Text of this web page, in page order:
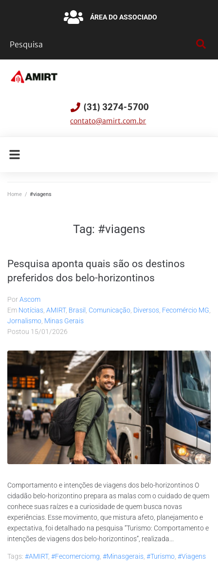
ÁREA DO ASSOCIADO
(31) 3274-5700
contato@amirt.com.br
Home / #viagens
Tag: #viagens
Pesquisa aponta quais são os destinos
preferidos dos belo-horizontinos
PorAscom
Em Notícias AMIRT, Brasil Comunicação Diversos Fecomércio MG
Jornalismo Minas Gerais
Postou 15/01/2026
Comportamento e intenções de viagens dos belo-horizontinos O
cidadão belo-horizontino prepara as malas com o cuidado de quem
conhece suas raízes e a curiosidade de quem busca novas
experiências. Esse movimento, que mistura afeto, planejamento e
expectativa, foi detalhado na pesquisa “Turismo: Comportamento e
intenções de viagens dos belo-horizontinos”, realizada...
Tags: #AMIRT, #fecomerciomg #minasgerais #turismo #viagens